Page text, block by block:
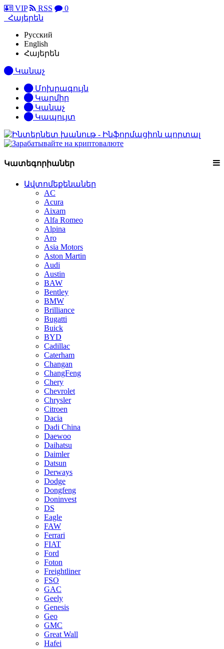
VIP RSS
0
Հայերեն
Русский
English
Հայերեն
Կանաչ
Մոխրագույն
Կարմիր
Կանաչ
Կապույտ
Կատեգորիաներ
Ավտոմեքենաներ
AC
Acura
Aixam
Alfa Romeo
Alpina
Aro
Asia Motors
Aston Martin
Audi
Austin
BAW
Bentley
BMW
Brilliance
Bugatti
Buick
BYD
Cadillac
Caterham
Changan
ChangFeng
Chery
Chevrolet
Chrysler
Citroen
Dacia
Dadi China
Daewoo
Daihatsu
Daimler
Datsun
Derways
Dodge
Dongfeng
Doninvest
DS
Eagle
FAW
Ferrari
FIAT
Ford
Foton
Freightliner
FSO
GAC
Geely
Genesis
Geo
GMC
Great Wall
Hafei